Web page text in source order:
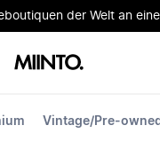
der Welt an
Vintage/Pre-owned